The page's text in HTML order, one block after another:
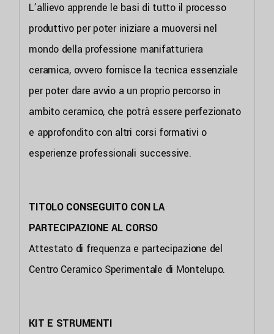
L’allievo apprende le basi di tutto il processo
produttivo per poter iniziare a muoversi nel
mondo della professione manifatturiera
ceramica, ovvero fornisce la tecnica essenziale
per poter dare avvio a un proprio percorso in
ambito ceramico, che potrà essere perfezionato
e approfondito con altri corsi formativi o
esperienze professionali successive.
TITOLO CONSEGUITO CON LA
PARTECIPAZIONE AL CORSO
Attestato di frequenza e partecipazione del
Centro Ceramico Sperimentale di Montelupo.
KIT E STRUMENTI